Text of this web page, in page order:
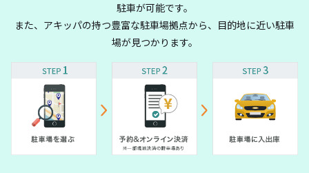
駐車が可能です。
また、アキッパの持つ豊富な駐車場拠点から、目的地に近い駐車
場が見つかります。